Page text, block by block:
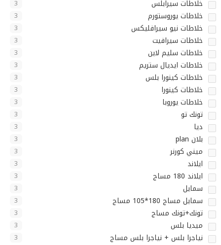
خلاطات سيرابلس 3
خلاطات يوروستورم 3
خلاطات نيو سيرافليكس 3
خلاطات سيرافيت 3
خلاطات سليم لاين 3
خلاطات ايديال ستريم 3
خلاطات كينورا بلس 3
خلاطات كينورا 3
خلاطات يوروبا 3
تونك تو 3
ديا 3
بلان plan 3
ميني كورنر 3
ايلاند 3
ايلاند 180 مساج 3
سمايل 3
سمايل مساج 180*105 مساج 3
تونك+تونك مساج 3
ميديا بلس 3
نياجرا بلس + نياجرا بلس مساج 3